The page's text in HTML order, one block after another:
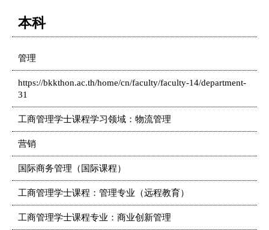
本科
管理
https://bkkthon.ac.th/home/cn/faculty/faculty-14/department-
31
工商管理学士课程学习领域：物流管理
营销
国际商务管理（国际课程）
工商管理学士课程：管理专业（远程教育）
工商管理学士课程专业：商业创新管理